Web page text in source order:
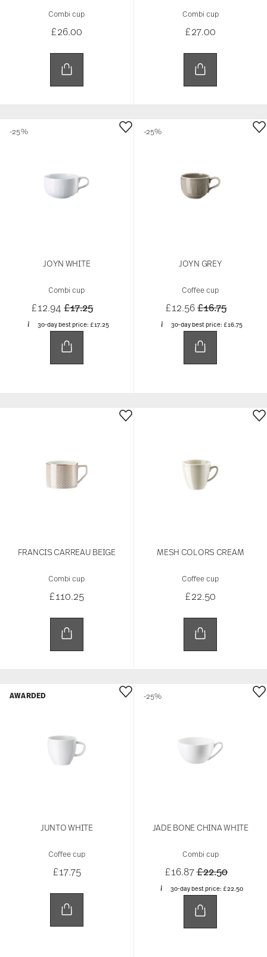
Combi cup
£26.00
Combi cup
£27.00
JOYN WHITE
Combi cup
£12.94Price reduced from
£17.25to
30-day best price: £17.25
-25%
JOYN GREY
Coffee cup
£12.56Price reduced
£16.75to
30-day best price:£16.75
-25%
FRANCIS CARREAU BEIGE
Combi cup
£110.25
MESH COLORS CREAM
Coffee cup
£22.50
JUNTO WHITE
Coffee cup
£17.75
AWARDED
JADE BONE CHINA WHITE
Combi cup
£16.87Price reduced
£22.50to
30-day best price:£22.50
-25%